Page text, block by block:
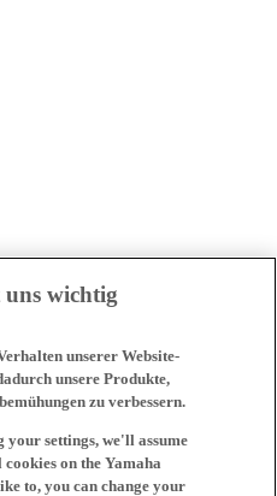
uns wichtig
unserer Website-
unsere Produkte,
zu verbessern.
settings, we'll assume
on the Yamaha
to, you can change your